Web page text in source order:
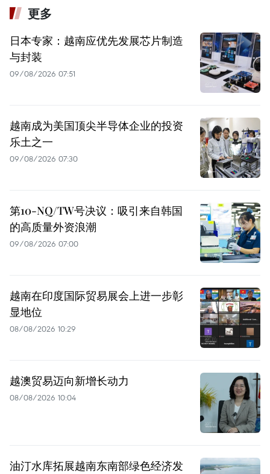
更多
日本专家：越南应优先发展芯片制造
与封装
09/08/2026 07:51
越南成为美国顶尖半导体企业的投资
乐土之一
09/08/2026 07:30
第10-NQ/TW号决议：吸引来自韩国
的高质量外资浪潮
09/08/2026 07:00
越南在印度国际贸易展会上进一步彰
显地位
08/08/2026 10:29
越澳贸易迈向新增长动力
08/08/2026 10:04
油汀水库拓展越南东南部绿色经济发